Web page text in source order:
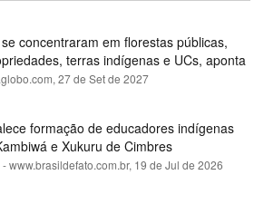
concentraram em florestas públicas,
terras indígenas e UCs, aponta
27 de Set de 2027
formação de educadores indígenas
e Xukuru de Cimbres
www.brasildefato.com.br, 19 de Jul de 2026